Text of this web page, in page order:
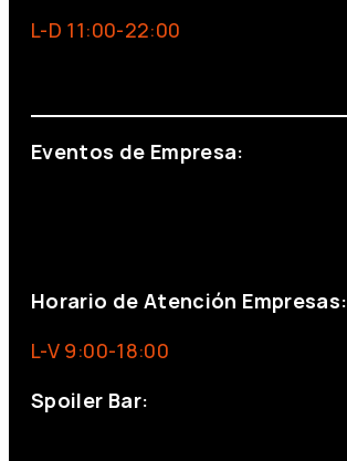
L-D 11:00-22:00
Eventos de Empresa:
Horario de Atención Empresas:
L-V 9:00-18:00
Spoiler Bar: